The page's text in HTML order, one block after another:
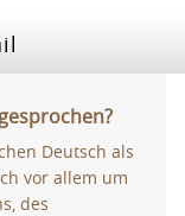
Deutsch als
vor allem um
des